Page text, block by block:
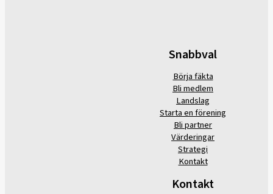
Snabbval
Börja fäkta
Bli medlem
Landslag
Starta en förening
Bli partner
Värderingar
Strategi
Kontakt
Kontakt